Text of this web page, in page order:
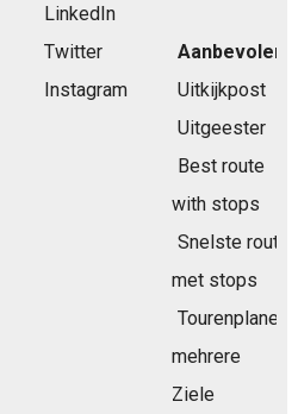
LinkedIn
Twitter
Instagram
Aanbevolen
Uitkijkpost
Uitgeester
Best route
with stops
Snelste route
met stops
Tourenplaner
mehrere
Ziele